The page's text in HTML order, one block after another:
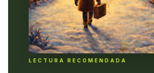
LECTURA RECOMENDADA